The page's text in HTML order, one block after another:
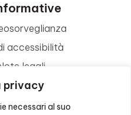
privacy
necessari al suo
accessibilità
legali
utilizzo
policy